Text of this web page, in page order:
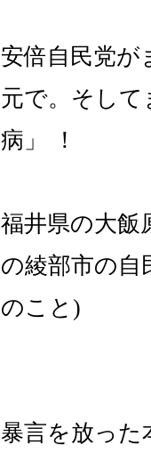
安倍自民党が
元で。そして
病」 ！
福井県の大飯
の綾部市の自
のこと)
暴言を放った